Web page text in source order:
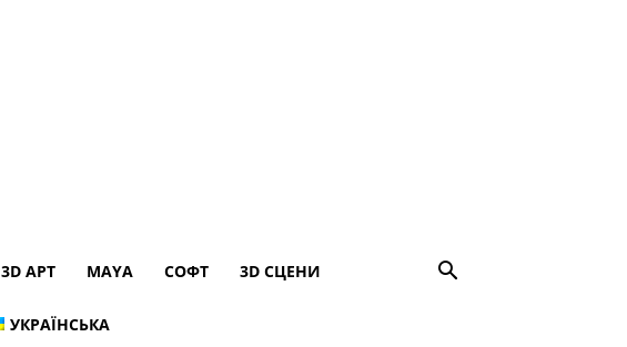
3D АРТ MAYA СОФТ 3D СЦЕНИ
УКРАЇНСЬКА